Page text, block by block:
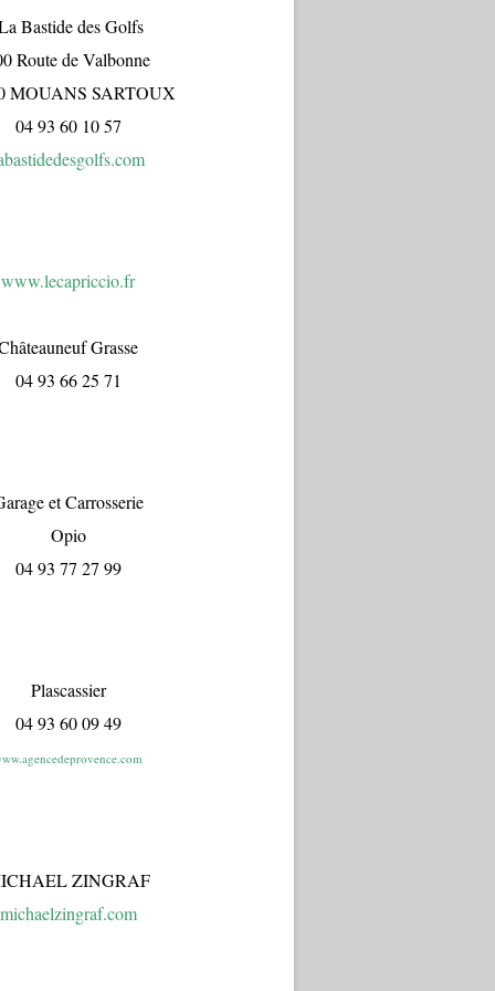
Bastide des Golfs
Route de Valbonne
MOUANS SARTOUX
04 93 60 10 57
www.lecapriccio.fr
Grasse
04 93 66 25 71
et Carrosserie
Opio
04 93 77 27 99
Plascassier
04 93 60 09 49
ZINGRAF
michaelzingraf.com